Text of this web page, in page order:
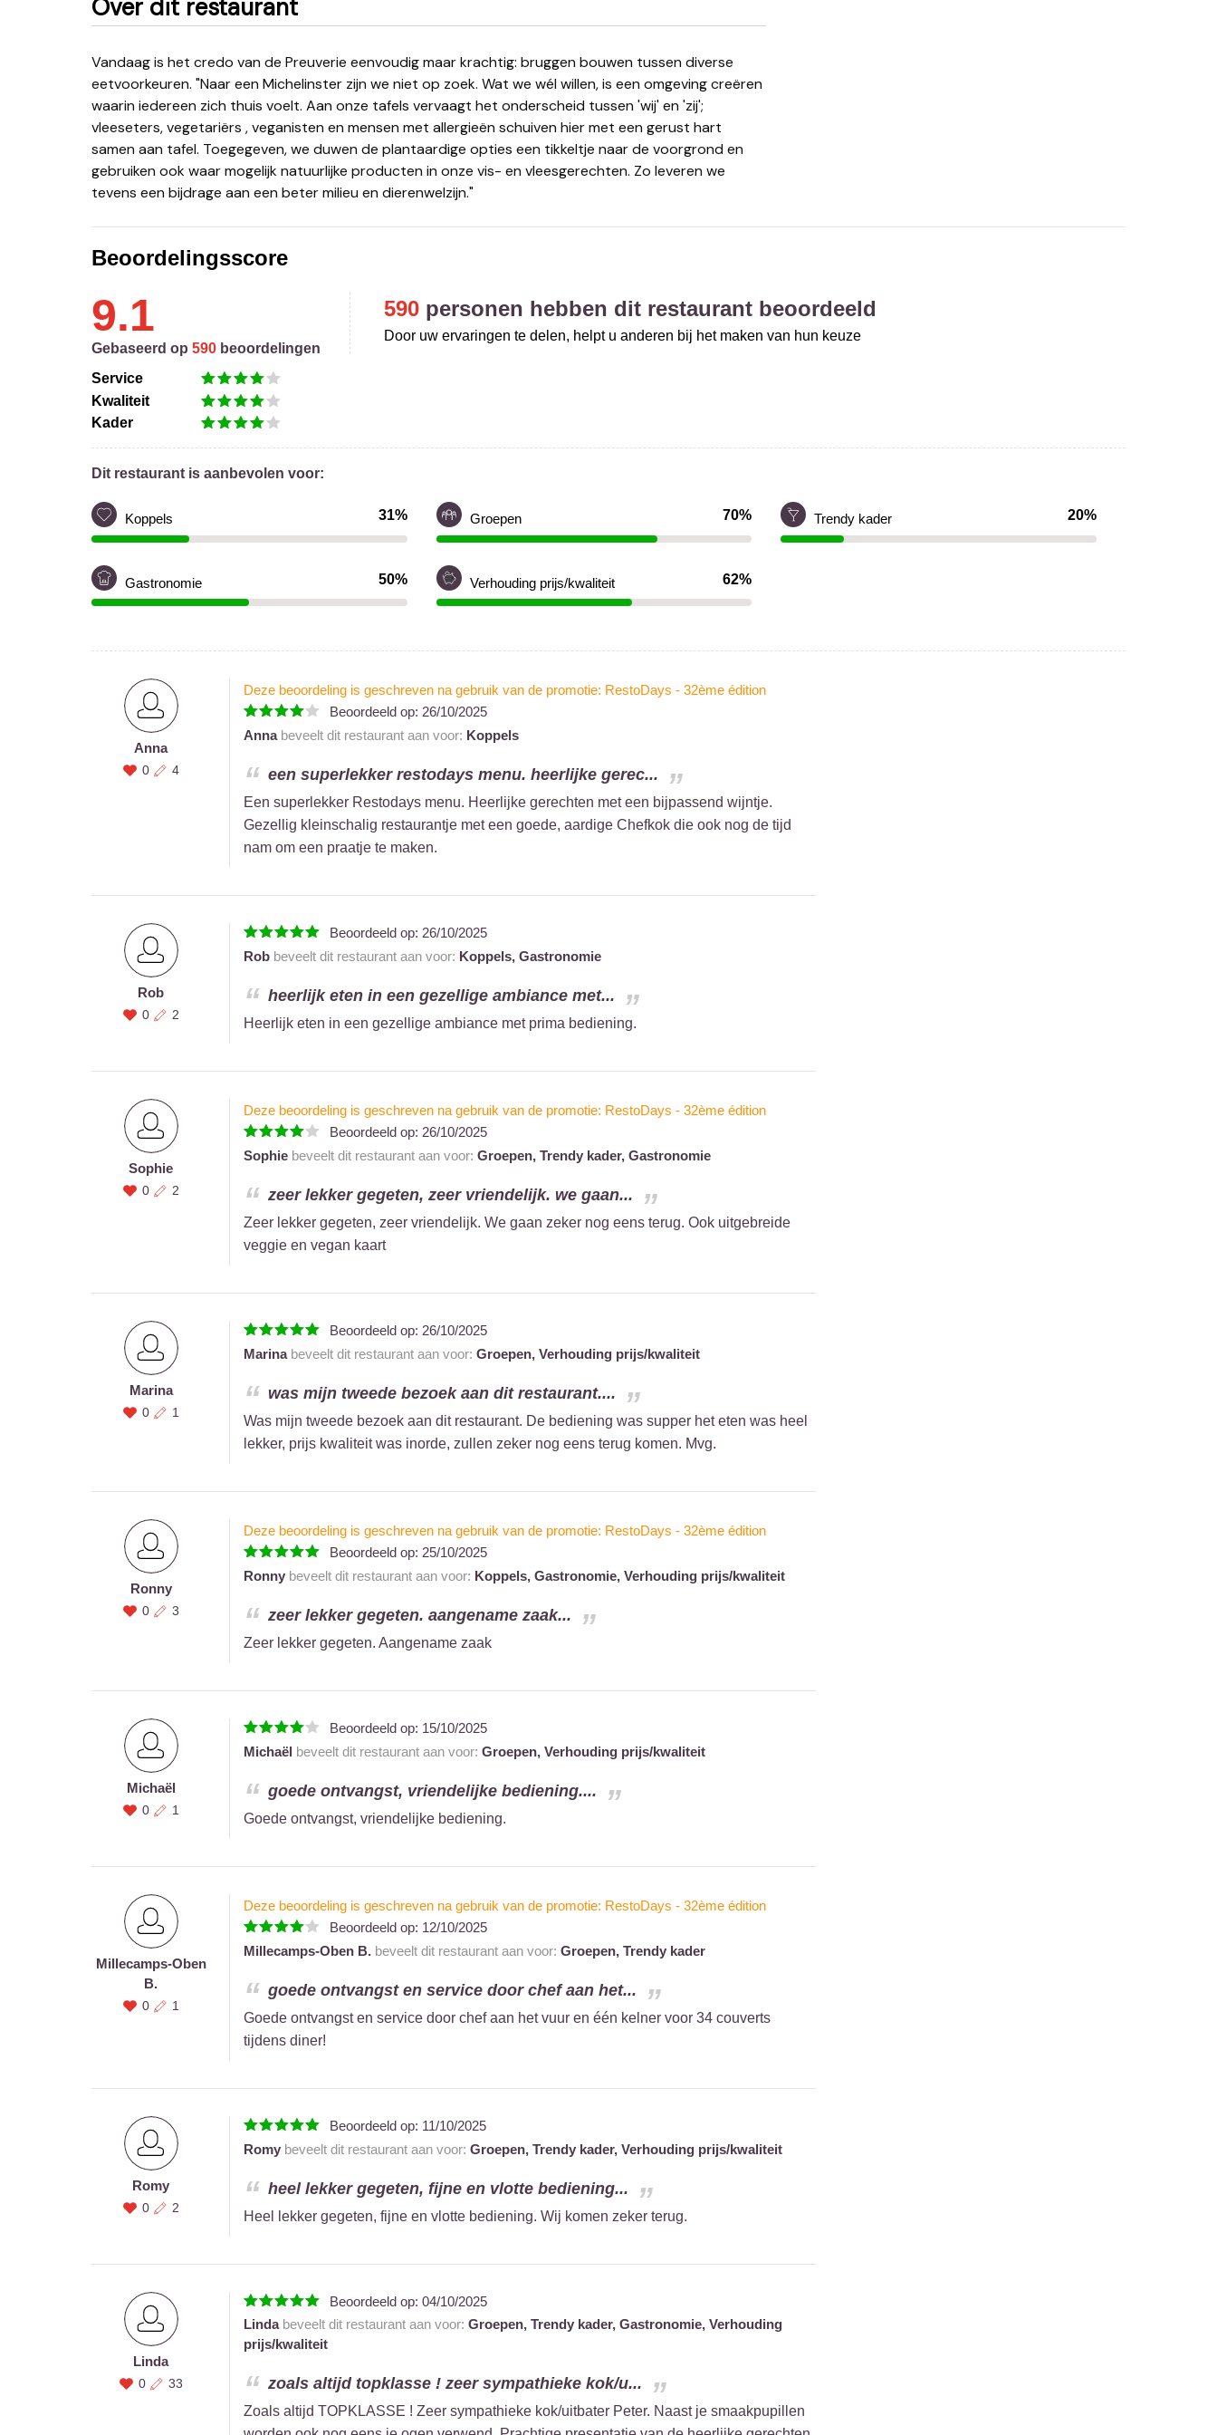
Over dit restaurant
Vandaag is het credo van de Preuverie eenvoudig maar krachtig: bruggen bouwen tussen diverse
eetvoorkeuren. "Naar een Michelinster zijn we niet op zoek. Wat we wél willen, is een omgeving creëren
waarin iedereen zich thuis voelt. Aan onze tafels vervaagt het onderscheid tussen 'wij' en 'zij';
vleeseters, vegetariërs , veganisten en mensen met allergieën schuiven hier met een gerust hart
samen aan tafel. Toegegeven, we duwen de plantaardige opties een tikkeltje naar de voorgrond en
gebruiken ook waar mogelijk natuurlijke producten in onze vis- en vleesgerechten. Zo leveren we
tevens een bijdrage aan een beter milieu en dierenwelzijn."
Beoordelingsscore
9.1
Gebaseerd op 590 beoordelingen
Service
Kwaliteit
Kader
590 personen hebben dit restaurant beoordeeld
Door uw ervaringen te delen, helpt u anderen bij het maken van hun keuze
Dit restaurant is aanbevolen voor:
Koppels 31% Groepen 70% Trendy kader 20%
Gastronomie 50% Verhouding prijs/kwaliteit 62%
Anna
0 4
Deze beoordeling is geschreven na gebruik van de promotie: RestoDays - 32ème édition
Beoordeeld op: 26/10/2025
Annabeveelt dit restaurant aan voor: Koppels
een superlekker restodays menu. heerlijke gerec...
Een superlekker Restodays menu. Heerlijke gerechten met een bijpassend wijntje.
Gezellig kleinschalig restaurantje met een goede, aardige Chefkok die ook nog de tijd
nam om een praatje te maken.
Rob
0 2
Beoordeeld op: 26/10/2025
Robbeveelt dit restaurant aan voor: Koppels, Gastronomie
heerlijk eten in een gezellige ambiance met...
Heerlijk eten in een gezellige ambiance met prima bediening.
Sophie
0 2
Deze beoordeling is geschreven na gebruik van de promotie: RestoDays - 32ème édition
Beoordeeld op: 26/10/2025
Sophiebeveelt dit restaurant aan voor: Groepen, Trendy kader, Gastronomie
zeer lekker gegeten, zeer vriendelijk. we gaan...
Zeer lekker gegeten, zeer vriendelijk. We gaan zeker nog eens terug. Ook uitgebreide
veggie en vegan kaart
Marina
0 1
Beoordeeld op: 26/10/2025
Marinabeveelt dit restaurant aan voor: Groepen, Verhouding prijs/kwaliteit
was mijn tweede bezoek aan dit restaurant....
Was mijn tweede bezoek aan dit restaurant. De bediening was supper het eten was heel
lekker, prijs kwaliteit was inorde, zullen zeker nog eens terug komen. Mvg.
Ronny
0 3
Deze beoordeling is geschreven na gebruik van de promotie: RestoDays - 32ème édition
Beoordeeld op: 25/10/2025
Ronnybeveelt dit restaurant aan voor: Koppels, Gastronomie, Verhouding prijs/kwaliteit
zeer lekker gegeten. aangename zaak...
Zeer lekker gegeten. Aangename zaak
Michaël
0 1
Beoordeeld op: 15/10/2025
Michaël beveelt dit restaurant aan voor: Groepen, Verhouding prijs/kwaliteit
goede ontvangst, vriendelijke bediening....
Goede ontvangst, vriendelijke bediening.
Millecamps-Oben
B.
0 1
Deze beoordeling is geschreven na gebruik van de promotie: RestoDays - 32ème édition
Beoordeeld op: 12/10/2025
Millecamps-Oben B.beveelt dit restaurant aan voor: Groepen, Trendy kader
goede ontvangst en service door chef aan het...
Goede ontvangst en service door chef aan het vuur en één kelner voor 34 couverts
tijdens diner!
Romy
0 2
Beoordeeld op: 11/10/2025
Romybeveelt dit restaurant aan voor: Groepen, Trendy kader, Verhouding prijs/kwaliteit
heel lekker gegeten, fijne en vlotte bediening...
Heel lekker gegeten, fijne en vlotte bediening. Wij komen zeker terug.
Linda
0 33
Beoordeeld op: 04/10/2025
Lindabeveelt dit restaurant aan voor: Groepen, Trendy kader, Gastronomie, Verhouding
prijs/kwaliteit
zoals altijd topklasse ! zeer sympathieke kok/u...
Zoals altijd TOPKLASSE ! Zeer sympathieke kok/uitbater Peter. Naast je smaakpupillen